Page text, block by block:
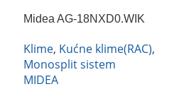
Midea AG-18NXD0.WIK
Klime, Kućne klime(RAC),
Monosplit sistem
MIDEA